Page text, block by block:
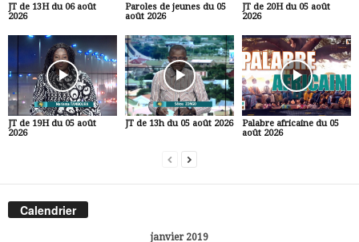
JT de 13H du 06 août
2026
Paroles de jeunes du 05
août 2026
JT de 20H du 05 août
2026
JT de 19H du 05 août
2026
JT de 13h du 05 août 2026
Palabre africaine du 05
août 2026
Calendrier
janvier 2019